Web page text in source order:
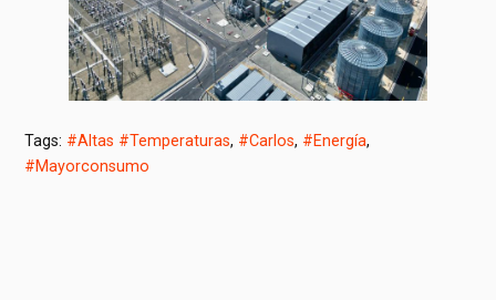
Tags: #Altas #Temperaturas, #Carlos, #Energía,
#Mayorconsumo